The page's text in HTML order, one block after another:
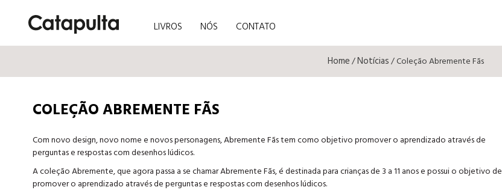
LIVROS NÓS CONTATO
Home/Notícias/ Coleção Abremente Fãs
COLEÇÃO ABREMENTE FÃS
Com novo design, novo nome e novos personagens, Abremente Fãs tem como objetivo promover o aprendizado através de
perguntas e respostas com desenhos lúdicos.
A coleção Abremente, que agora passa a se chamar Abremente Fãs, é destinada para crianças de 3 a 11 anos e possui o objetivo de
promover o aprendizado através de perguntas e respostas com desenhos lúdicos.